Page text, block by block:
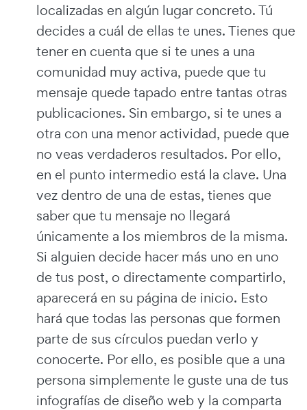
localizadas en algún lugar concreto. Tú
decides a cuál de ellas te unes. Tienes que
tener en cuenta que si te unes a una
comunidad muy activa, puede que tu
mensaje quede tapado entre tantas otras
publicaciones. Sin embargo, si te unes a
otra con una menor actividad, puede que
no veas verdaderos resultados. Por ello,
en el punto intermedio está la clave. Una
vez dentro de una de estas, tienes que
saber que tu mensaje no llegará
únicamente a los miembros de la misma.
Si alguien decide hacer más uno en uno
de tus post, o directamente compartirlo,
aparecerá en su página de inicio. Esto
hará que todas las personas que formen
parte de sus círculos puedan verlo y
conocerte. Por ello, es posible que a una
persona simplemente le guste una de tus
infografías de diseño web y la comparta